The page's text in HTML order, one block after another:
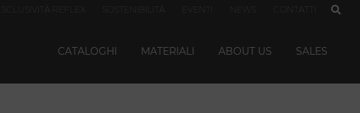
ESCLUSIVITÀ REFLEX SOSTENIBILITÀ EVENTI NEWS CONTATTI
CATALOGHI MATERIALI ABOUT US SALES